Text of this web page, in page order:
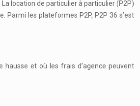
location de particulier à particulier (P2P)
les plateformes P2P, P2P 36 s’est
et où les frais d’agence peuvent